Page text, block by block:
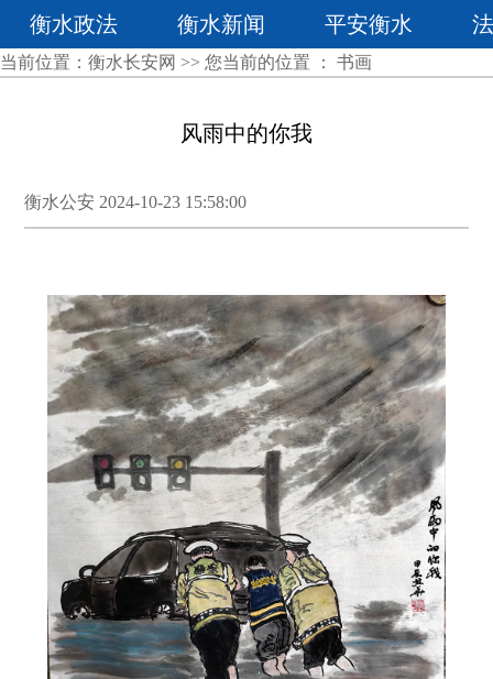
衡水政法 衡水新闻 平安衡水
当前位置： 衡水长安网 >> 您当前的位置 ： 书画
风雨中的你我
衡水公安 2024-10-23 15:58:00